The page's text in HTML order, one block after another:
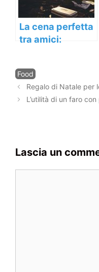
La cena perfetta
tra amici:
Categorie
Food
Navigazione
articolo
Regalo di Natale per
L’utilità di un faro
Lascia un